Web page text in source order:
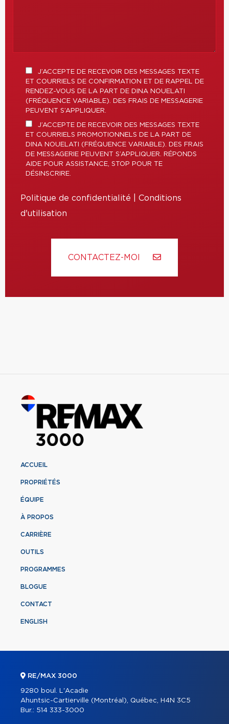
J’ACCEPTE DE RECEVOIR DES MESSAGES TEXTE
ET COURRIELS DE CONFIRMATION ET DE RAPPEL DE
RENDEZ-VOUS DE LA PART DE DINA NOUELATI
(FRÉQUENCE VARIABLE). DES FRAIS DE MESSAGERIE
PEUVENT S’APPLIQUER.
J’ACCEPTE DE RECEVOIR DES MESSAGES TEXTE
ET COURRIELS PROMOTIONNELS DE LA PART DE
DINA NOUELATI (FRÉQUENCE VARIABLE). DES FRAIS
DE MESSAGERIE PEUVENT S’APPLIQUER. RÉPONDS
AIDE POUR ASSISTANCE, STOP POUR TE
DÉSINSCRIRE.
Politique de confidentialité
Conditions
d'utilisation
CONTACTEZ-MOI
ACCUEIL
PROPRIÉTÉS
ÉQUIPE
À PROPOS
CARRIÈRE
OUTILS
PROGRAMMES
BLOGUE
CONTACT
ENGLISH
RE/MAX 3000
9280 boul. L'Acadie
Ahuntsic-Cartierville (Montréal), Québec, H4N 3C5
Bur.: 514 333-3000